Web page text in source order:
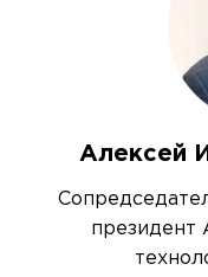
Алексей
президент